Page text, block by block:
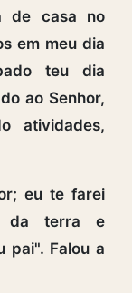
de casa no
em meu dia
teu dia
ao Senhor,
atividades,
eu te farei
da terra e
pai". Falou a